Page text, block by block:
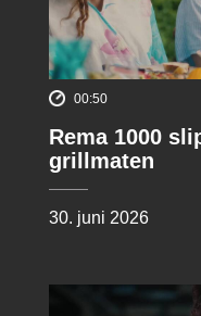
00:50
Rema 1000
grillmaten
30. juni 2026